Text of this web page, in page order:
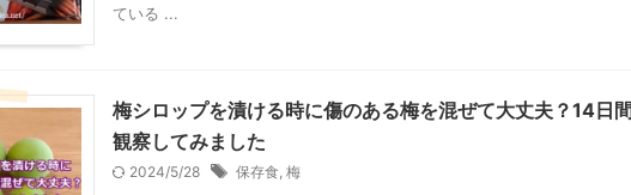
ている ...
梅シロップを漬ける時に傷のある梅を混ぜて大丈夫？14日
観察してみました
2024/5/28 保存食, 梅